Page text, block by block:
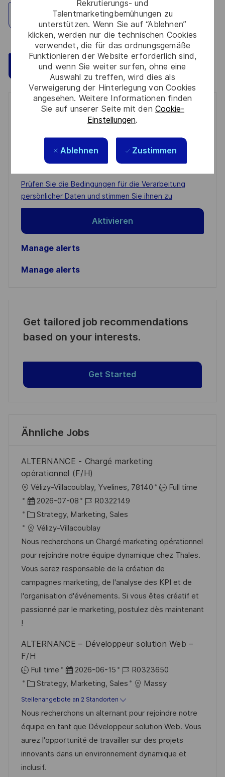
Rekrutierungs- und
Talentmarketingbemühungen zu
unterstützen. Wenn Sie auf “Ablehnen”
klicken, werden nur die technischen Cookies
verwendet, die für das ordnungsgemäße
Funktionieren der Website erforderlich sind,
und wenn Sie weiter surfen, ohne eine
Auswahl zu treffen, wird dies als
Verweigerung der Hinterlegung von Cookies
angesehen. Weitere Informationen finden
Sie auf unserer Seite mit den Cookie-
Einstellungen.
Ablehnen Zustimmen
Standort erkunden
Jetzt bewerben Speichern
Get notified for similar jobs
address
(Required)
Required
Prüfen Sie die Bedingungen für die Verarbeitung
persönlicher Daten und stimmen Sie ihnen zu
Aktivieren
Manage alerts
Manage alerts
Get tailored job recommendations
based on your interests.
Get Started
Ähnliche Jobs
ALTERNANCE - Chargé marketing
opérationnel (F/H)
O
r
t
Vélizy-Villacoublay, Yvelines, 78140
Full time
D
a
t
u
m
d
e
r
V
ö
f
n
t
l
i
c
h
2026-07-08
J
o
b
-
I
D
R0322149
K
a
t
e
g
o
r
i
Strategy, Marketing, Sales
Vélizy-Villacoublay
Nous recherchons un Chargé marketing opérationnel
pour rejoindre notre équipe dynamique chez Thales.
Vous serez responsable de la création de
campagnes marketing, de l'analyse des KPI et de
l'organisation d'événements. Si vous êtes créatif et
passionné par le marketing, postulez dès maintenant
!
ALTERNANCE – Développeur solution Web –
F/H
Full time
D
a
t
u
m
d
e
2026-06-15
J
o
b
-
I
D
R0323650
K
a
t
e
g
o
r
Strategy, Marketing, Sales Massy
Stellenangebote an 2 Standorten
Nous recherchons un alternant pour rejoindre notre
équipe en tant que Développeur solution Web. Vous
aurez l'opportunité de travailler sur des projets
innovants dans un environnement dynamique et
inclusif.